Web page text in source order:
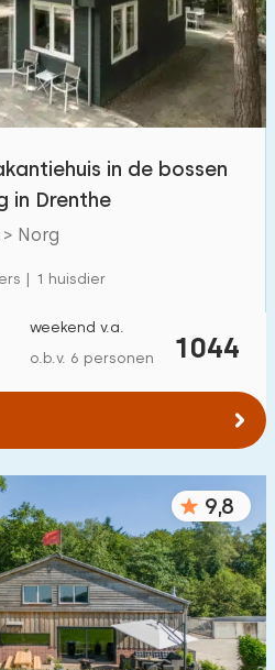
162
61
146
— € 2000+
4 5
4 5
in de bossen
in Drenthe
Norg
| 1 huisdier
1044
weekend v.a.
o.b.v. 6 personen
9,8